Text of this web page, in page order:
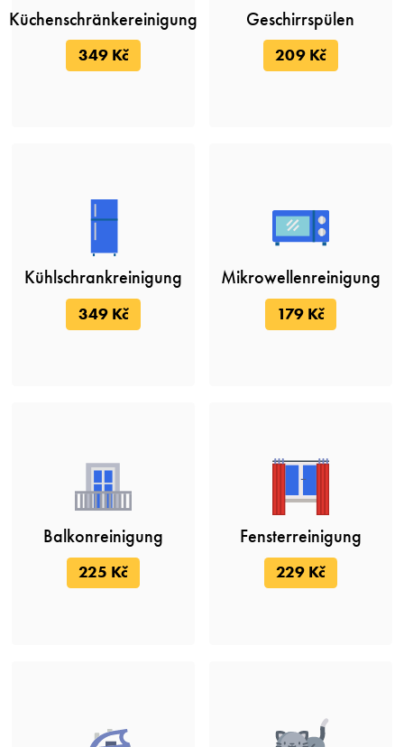
Küchenschränkereinigung
349 Kč
Geschirrspülen
209 Kč
Kühlschrankreinigung
349 Kč
Mikrowellenreinigung
179 Kč
Balkonreinigung
225 Kč
Fensterreinigung
229 Kč